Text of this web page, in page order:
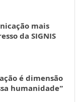
mais
da SIGNIS
é dimensão
humanidade”